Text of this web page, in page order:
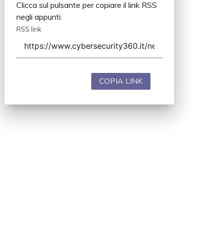
Clicca sul pulsante per copiare il link RSS
negli appunti.
RSS link
COPIA LINK